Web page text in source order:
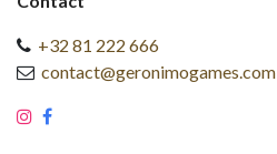
+32 81 222 666
contact@geronimogames.com